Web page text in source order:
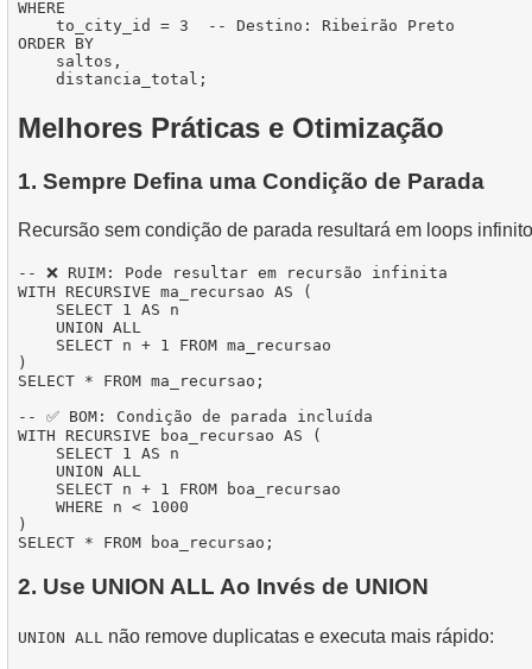
WHERE
    to_city_id = 3  -- Destino: Ribeirão Preto
ORDER BY
    saltos,
Melhores Práticas e Otimização
1. Sempre Defina uma Condição de Parada
Recursão sem condição de parada resultará em loops
-- ❌ RUIM: Pode resultar em recursão infinita
WITH RECURSIVE ma_recursao AS (
    SELECT 1 AS n
    UNION ALL
    SELECT n + 1 FROM ma_recursao
)
SELECT * FROM ma_recursao;
-- ✅ BOM: Condição de parada incluída
WITH RECURSIVE boa_recursao AS (
    SELECT 1 AS n
    UNION ALL
    SELECT n + 1 FROM boa_recursao
    WHERE n < 1000
)
2. Use UNION ALL Ao Invés de UNION
UNION ALL não remove duplicatas e executa mais rápido: